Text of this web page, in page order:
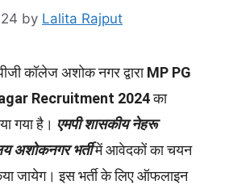
by Lalita Rajput
कॉलेज अशोक नगर द्वाराMP PG
Recruitment 2024का
गया है। एमपी शासकीय नेहरू
अशोकनगर भर्तीमें आवेदकों का चयन
जायेग। इस भर्ती के लिए ऑफलाइन